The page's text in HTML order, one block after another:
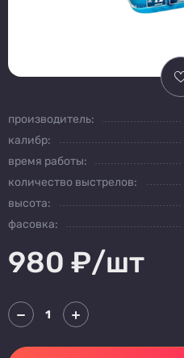
производитель:
калибр:
время работы:
количество выстрелов:
высота:
фасовка:
980 ₽/шт